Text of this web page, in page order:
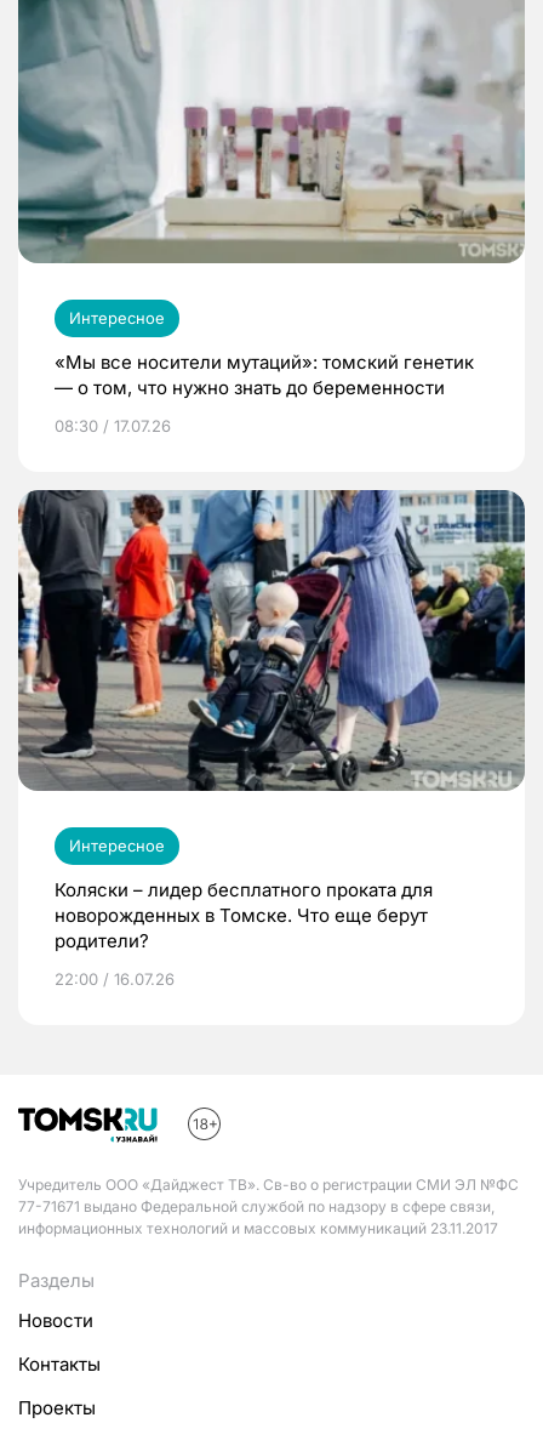
Интересное
«Мы все носители мутаций»: томский генетик
— о том, что нужно знать до беременности
08:30 / 17.07.26
Интересное
Коляски – лидер бесплатного проката для
новорожденных в Томске. Что еще берут
родители?
22:00 / 16.07.26
Учредитель ООО «Дайджест ТВ». Св-во о регистрации СМИ ЭЛ №ФС
77-71671 выдано Федеральной службой по надзору в сфере связи,
информационных технологий и массовых коммуникаций 23.11.2017
Разделы
Новости
Контакты
Проекты